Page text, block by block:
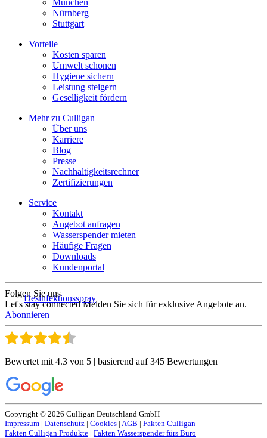
Desinfektionsspray
Nürnberg
Stuttgart
Vorteile
Kosten sparen
Umwelt schonen
Hygiene sichern
Leistung steigern
Geselligkeit fördern
Mehr zu Culligan
Über uns
Karriere
Blog
Presse
Nachhaltigkeitsrechner
Zertifizierungen
Service
Kontakt
Angebot anfragen
Wasserspender mieten
Häufige Fragen
Downloads
Kundenportal
Folgen Sie uns
Let's stay connectedMelden Sie sich für exklusive Angebote an.
Abonnieren
Bewertet mit 4.3 von 5 | basierend auf 345 Bewertungen
Copyright © 2026 Culligan Deutschland GmbH
Impressum | Datenschutz | Cookies | AGB | Fakten Culligan
Fakten Culligan Produkte | Fakten Wasserspender fürs Büro